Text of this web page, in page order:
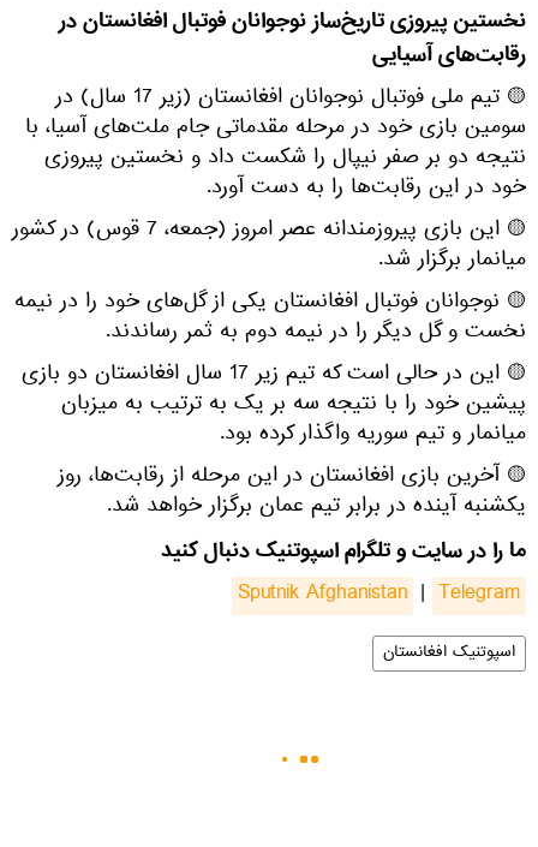
نخستین پیروزی تاریخ‌ساز نوجوانان فوتبال افغانستان در
رقابت‌های آسیایی
🟡 تیم ملی فوتبال نوجوانان افغانستان (زیر 17 سال) در
سومین بازی خود در مرحله مقدماتی جام ملت‌های آسیا، با
نتیجه دو بر صفر نیپال را شکست داد و نخستین پیروزی
خود در این رقابت‌ها را به دست آورد.
🟡 این بازی پیروزمندانه عصر امروز (جمعه، 7 قوس) در کشور
میانمار برگزار شد.
🟡 نوجوانان فوتبال افغانستان یکی از گل‌های خود را در نیمه
نخست و گل دیگر را در نیمه دوم به ثمر رساندند.
🟡 این در حالی است که تیم زیر 17 سال افغانستان دو بازی
پیشین خود را با نتیجه سه بر یک به ترتیب به میزبان
میانمار و تیم سوریه واگذار کرده بود.
🟡 آخرین بازی افغانستان در این مرحله از رقابت‌ها، روز
یکشنبه آینده در برابر تیم عمان برگزار خواهد شد.
ما را در سایت و تلگرام اسپوتنیک دنبال کنید
Sputnik Afghanistan | Telegram
اسپوتنیک افغانستان